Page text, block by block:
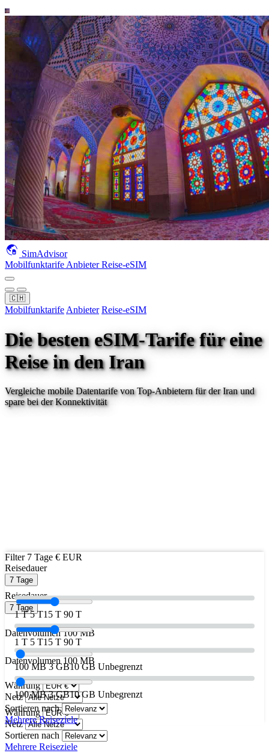
SimAdvisor
Mobilfunktarife AnbieterReise-eSIM
🇨🇭
Mobilfunktarife Anbieter Reise-eSIM
Die besten eSIM-Tarife für eine
Reisein den Iran
Vergleiche mobile Datentarife von Top-Anbietern fürder Iranund
spare bei der Konnektivität
Filter 7 Tage € EUR
Reisedauer
7 Tage
1 T 5 T15 T 90 T
Datenvolumen 100 MB
100 MB 3 GB10 GB Unbegrenzt
Währung
Netz
Sortieren nach
Mehrere Reiseziele
Reisedauer
7 Tage
1 T 5 T15 T 90 T
Datenvolumen 100 MB
100 MB 3 GB10 GB Unbegrenzt
Währung
Netz
Sortieren nach
Mehrere Reiseziele